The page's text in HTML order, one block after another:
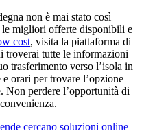
non è mai stato così
le migliori offerte disponibili e
cost, visita la piattaforma di
troverai tutte le informazioni
trasferimento verso l’isola in
orari per trovare l’opzione
Non perdere l’opportunità di
cercano soluzioni online